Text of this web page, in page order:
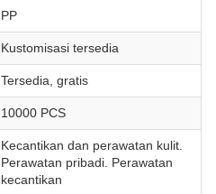
PP
Kustomisasi tersedia
Tersedia, gratis
10000 PCS
Kecantikan dan perawatan kulit.
Perawatan pribadi. Perawatan
kecantikan